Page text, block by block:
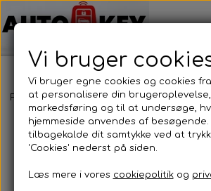
Forside Bilnøgler Chrevrolet
Vi bruger
Vi bruger egne cookies og cookies
at personalisere din
markedsføring og til at undersøge,
hjemmeside anvendes af
tilbagekalde dit samtykke ved at
'Cookies' nederst på siden.
Læs mere i vores cookiepolitikog